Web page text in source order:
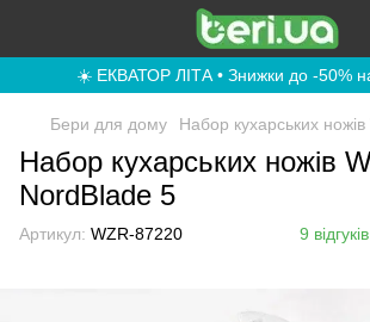
☀️ ЕКВАТОР ЛІТА • Знижки до -50%
Бери для дому Набор кухарських
Набор кухарських ножів
NordBlade 5
Артикул: WZR-87220 9 відгуків